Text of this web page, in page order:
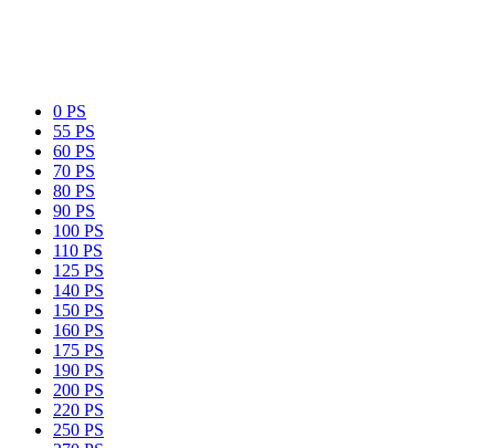
0 PS
55 PS
60 PS
70 PS
80 PS
90 PS
100 PS
110 PS
125 PS
140 PS
150 PS
160 PS
175 PS
190 PS
200 PS
220 PS
250 PS